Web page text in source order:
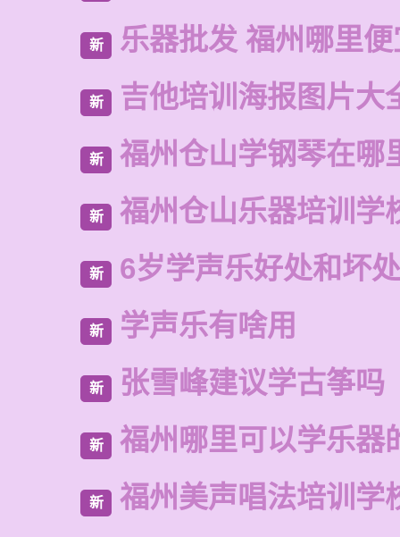
新 乐器批发 福州哪里便
新 吉他培训海报图片大
新 福州仓山学钢琴在哪
新 福州仓山乐器培训学
新 6岁学声乐好处和坏处
新 学声乐有啥用
新 张雪峰建议学古筝吗
新 福州哪里可以学乐器
新 福州美声唱法培训学